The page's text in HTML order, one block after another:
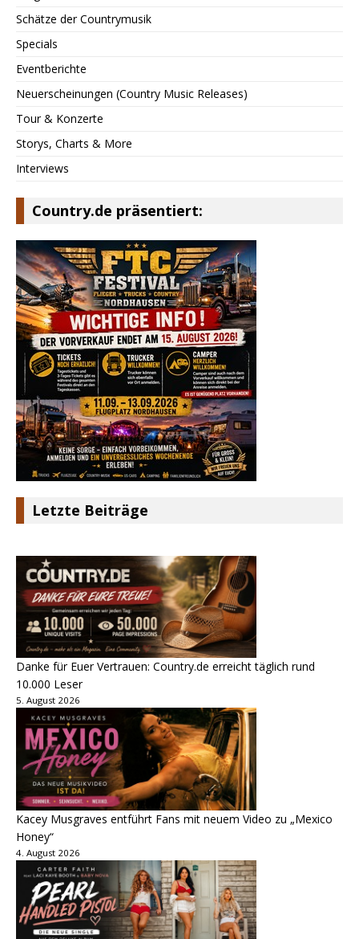
Schätze der Countrymusik
Specials
Eventberichte
Neuerscheinungen (Country Music Releases)
Tour & Konzerte
Storys, Charts & More
Interviews
Country.de präsentiert:
Letzte Beiträge
Danke für Euer Vertrauen: Country.de erreicht täglich rund
10.000 Leser
5. August 2026
Kacey Musgraves entführt Fans mit neuem Video zu „Mexico
Honey“
4. August 2026